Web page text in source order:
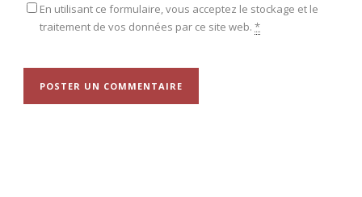
En utilisant ce formulaire, vous acceptez le stockage et le
traitement de vos données par ce site web. *